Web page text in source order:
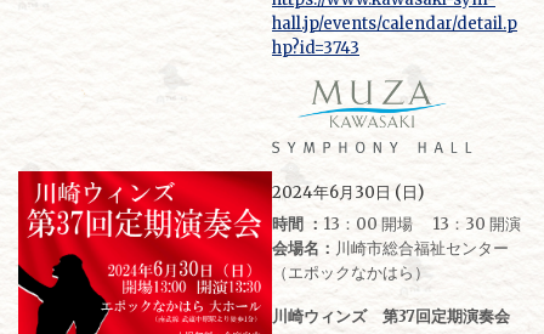
hall.jp/events/calendar/detail.p
hp?id=3743
2024年6月30日 (日)
時間 ： 13：00 開場 13：30 開演
会場名： 川崎市総合福祉センター
（エポックなかはら）
川崎ウィンズ 第37回定期演奏会